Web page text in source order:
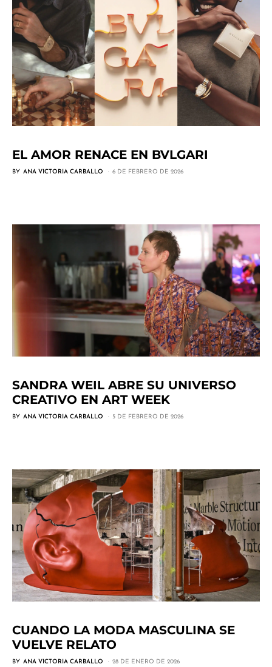
EL AMOR RENACE EN BVLGARI
BY ANA VICTORIA CARBALLO 6 DE FEBRERO DE 2026
SANDRA WEIL ABRE SU UNIVERSO
CREATIVO EN ART WEEK
BY ANA VICTORIA CARBALLO 5 DE FEBRERO DE 2026
CUANDO LA MODA MASCULINA SE
VUELVE RELATO
BY ANA VICTORIA CARBALLO 28 DE ENERO DE 2026